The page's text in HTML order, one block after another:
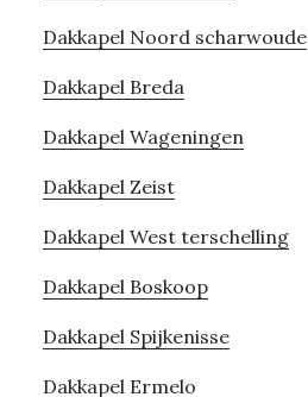
Dakkapel Noord scharwoude
Dakkapel Breda
Dakkapel Wageningen
Dakkapel Zeist
Dakkapel West terschelling
Dakkapel Boskoop
Dakkapel Spijkenisse
Dakkapel Ermelo